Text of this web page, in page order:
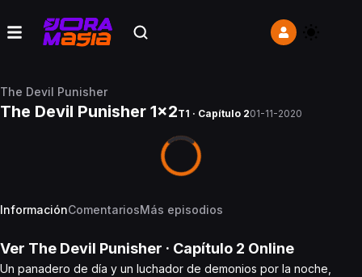
The Devil Punisher
The Devil Punisher 1x2T1 · Capítulo 201-11-2020
InformaciónComentariosMás episodios
Ver The Devil Punisher · Capítulo 2 Online
Un panadero de día y un luchador de demonios por la noche,